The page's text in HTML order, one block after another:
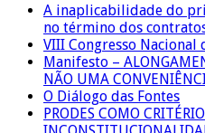
A inaplicabilidade do
no término dos
VIII Congresso
Manifesto –
NÃO UMA
O Diálogo das Fontes
PRODES COMO